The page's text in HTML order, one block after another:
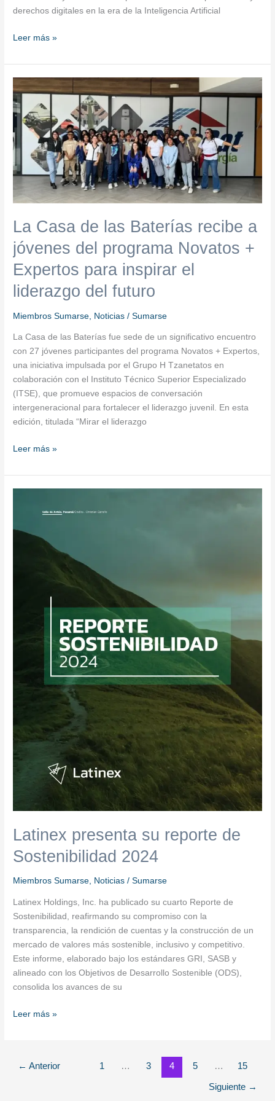
derechos digitales en la era de la Inteligencia Artificial
Leer más »
La Casa de las Baterías recibe a
jóvenes del programa Novatos +
Expertos para inspirar el
liderazgo del futuro
Miembros Sumarse Noticias /Sumarse
La Casa de las Baterías fue sede de un significativo encuentro
con 27 jóvenes participantes del programa Novatos + Expertos,
una iniciativa impulsada por el Grupo H Tzanetatos en
colaboración con el Instituto Técnico Superior Especializado
(ITSE), que promueve espacios de conversación
intergeneracional para fortalecer el liderazgo juvenil. En esta
edición, titulada “Mirar el liderazgo
Casa
de
las
Baterías
recibe
a
del
Novatos
Expertos
para
inspirar
el
futuro
Leer más »
Latinex presenta su reporte de
Sostenibilidad 2024
Miembros Sumarse, Noticias /Sumarse
Latinex Holdings, Inc. ha publicado su cuarto Reporte de
Sostenibilidad, reafirmando su compromiso con la
transparencia, la rendición de cuentas y la construcción de un
mercado de valores más sostenible, inclusivo y competitivo.
Este informe, elaborado bajo los estándares GRI, SASB y
alineado con los Objetivos de Desarrollo Sostenible (ODS),
consolida los avances de su
presenta
reporte
Sostenibilidad
Leer más »
← Anterior 1 … 3 4 5 … 15
Siguiente →